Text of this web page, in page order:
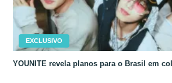
EXCLUSIVO
YOUNITE revela planos para o Brasil em